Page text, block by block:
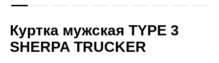
Куртка мужская TYPE 3
SHERPA TRUCKER